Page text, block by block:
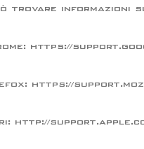
trovare informazioni
https://
https://
http://